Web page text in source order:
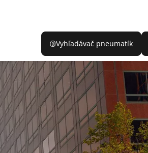
Vyhľadávač pneumatík